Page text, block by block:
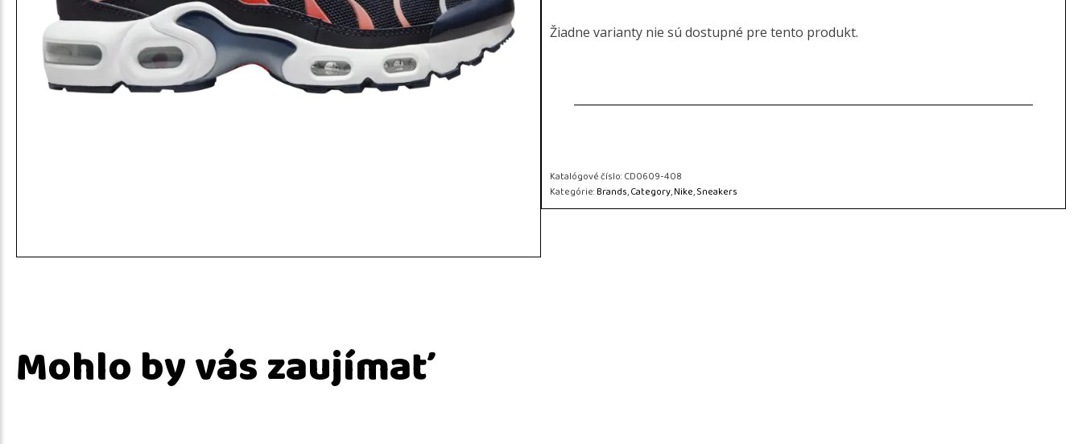
Žiadne varianty nie sú dostupné pre tento produkt.
Katalógové číslo:CD0609-408
Kategórie:Brands,Category,Nike,Sneakers
Mohlo by vás zaujímať